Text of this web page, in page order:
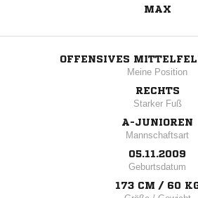
MAX
OFFENSIVES
Meine Position
RECHTS
Starker Fuß
A-JUNIOREN
Mannschaftsart
05.11.2009
Geburtsdatum
173 CM / 60